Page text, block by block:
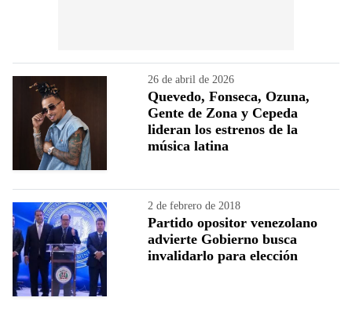
26 de abril de 2026
Quevedo, Fonseca, Ozuna,
Gente de Zona y Cepeda
lideran los estrenos de la
música latina
2 de febrero de 2018
Partido opositor venezolano
advierte Gobierno busca
invalidarlo para elección